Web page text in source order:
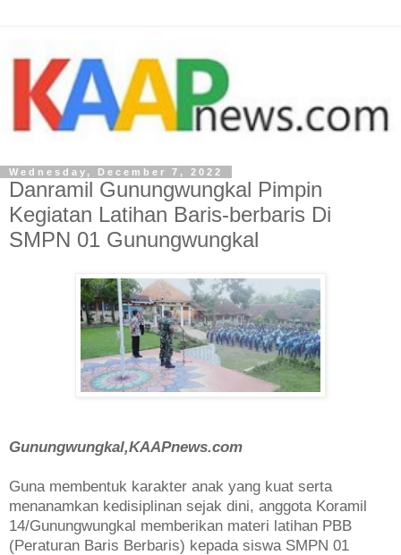
Wednesday, December 7, 2022
Danramil Gunungwungkal Pimpin
Kegiatan Latihan Baris-berbaris Di
SMPN 01 Gunungwungkal
Gunungwungkal,KAAPnews.com
Guna membentuk karakter anak yang kuat serta
menanamkan kedisiplinan sejak dini, anggota Koramil
14/Gunungwungkal memberikan materi latihan PBB
(Peraturan Baris Berbaris) kepada siswa SMPN 01